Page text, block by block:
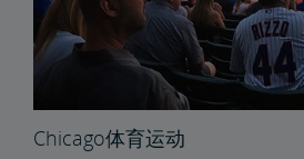
Auto Train优先卸车
Amtrak联程服务带您畅达更多旅行目的地
Chicago体育运动